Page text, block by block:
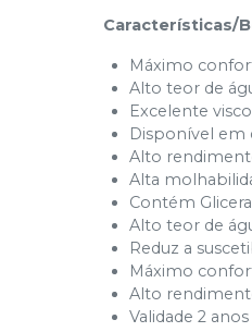
Características/
Máximo
Alto teor de
Excelente
Disponível em
Alto
Alta
Contém
Alto teor de
Reduz a
Máximo
Alto
Validade 2